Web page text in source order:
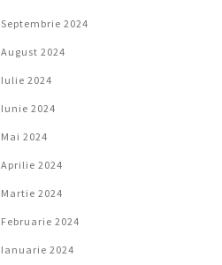
Septembrie 2024
August 2024
Iulie 2024
Iunie 2024
Mai 2024
Aprilie 2024
Martie 2024
Februarie 2024
Ianuarie 2024